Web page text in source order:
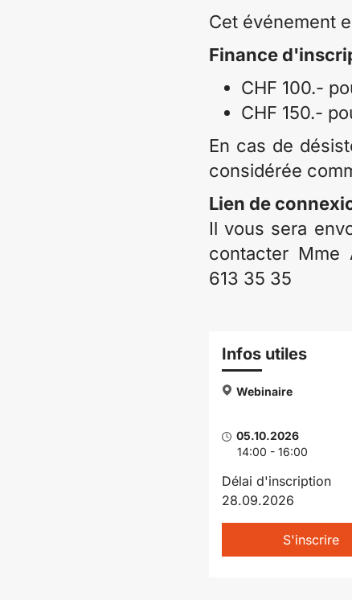
Cet événement
Finance
CHF 100.-
CHF 150.-
En cas de
considérée
Lien de
Il vous sera
contacter Mme
613 35 35
Infos utiles
Webinaire
05.10.2026
14:00 - 16:00
Délai d'inscription
28.09.2026
S'inscrire